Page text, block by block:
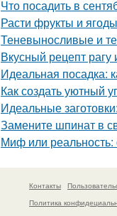
Что посадить в
Расти фрукты и
Теневыносливые и
Вкусный рецепт рагу
Идеальная посадка:
Как создать уютный
Идеальные
Замените шпинат в
Миф или реальность:
Контакты
Политика